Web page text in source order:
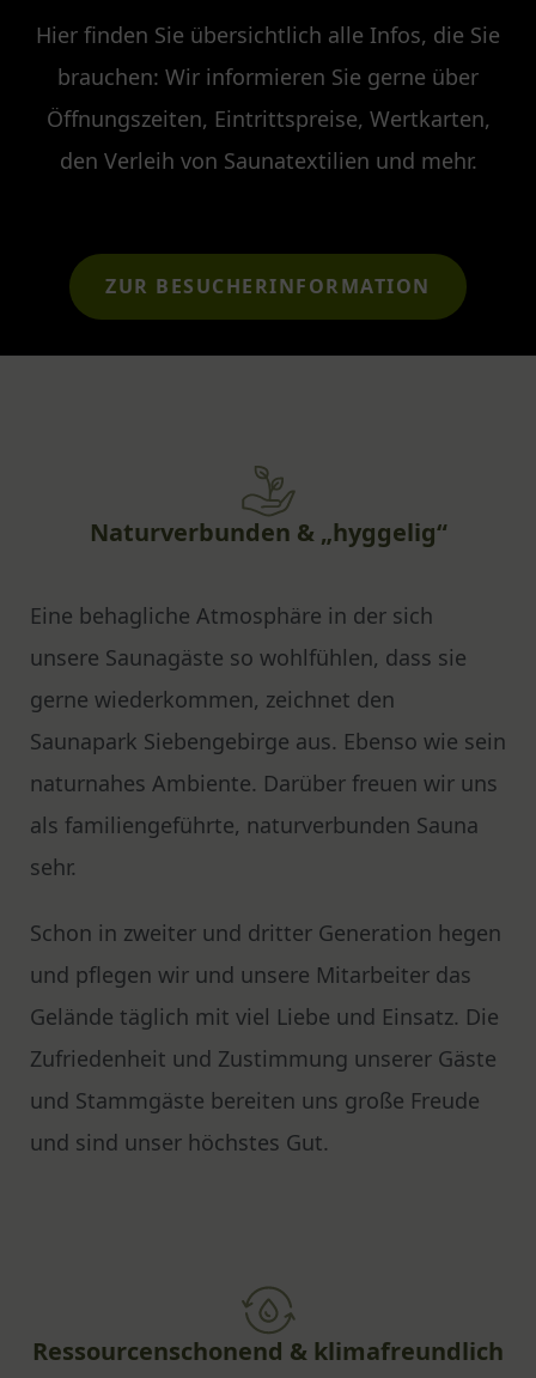
Hier finden Sie übersichtlich alle Infos, die Sie
brauchen: Wir informieren Sie gerne über
Öffnungszeiten, Eintrittspreise, Wertkarten,
den Verleih von Saunatextilien und mehr.
ZUR BESUCHERINFORMATION
Naturverbunden & „hyggelig“
Eine behagliche Atmosphäre in der sich
unsere Saunagäste so wohlfühlen, dass sie
gerne wiederkommen, zeichnet den
Saunapark Siebengebirge aus. Ebenso wie sein
naturnahes Ambiente. Darüber freuen wir uns
als familiengeführte, naturverbunden Sauna
sehr.
Schon in zweiter und dritter Generation hegen
und pflegen wir und unsere Mitarbeiter das
Gelände täglich mit viel Liebe und Einsatz. Die
Zufriedenheit und Zustimmung unserer Gäste
und Stammgäste bereiten uns große Freude
und sind unser höchstes Gut.
Ressourcenschonend & klimafreundlich